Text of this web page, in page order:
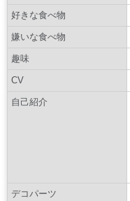
好きな食べ物
嫌いな食べ物
趣味
CV
自己紹介
デコパーツ